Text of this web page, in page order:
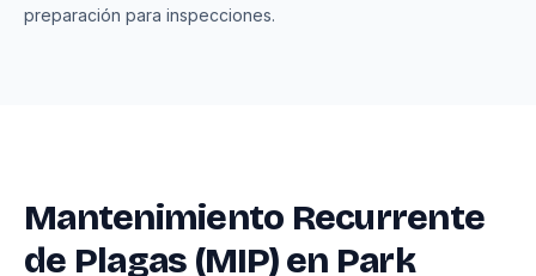
preparación para inspecciones.
Mantenimiento Recurrente
de Plagas (MIP) en Park